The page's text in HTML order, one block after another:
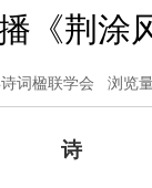
《荆涂
词楹联学会 浏览
诗